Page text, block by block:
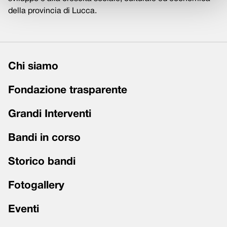
della provincia di Lucca.
Chi siamo
Fondazione trasparente
Grandi Interventi
Bandi in corso
Storico bandi
Fotogallery
Eventi